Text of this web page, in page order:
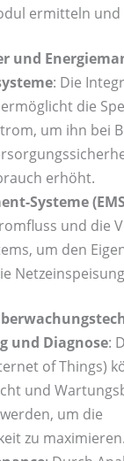
ermitteln und
und
: Die
die
um ihn bei
erhöht.
Systeme
und die
um den
und Diagnose:
of Things)
und
um die
zu maximieren.